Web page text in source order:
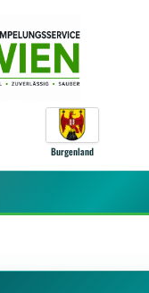
Burgenland